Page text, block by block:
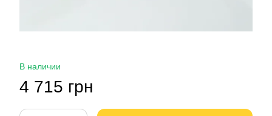
В наличии
4 715 грн